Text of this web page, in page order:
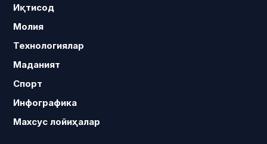
Иқтисод
Молия
Технологиялар
Маданият
Спорт
Инфографика
Махсус лойиҳалар